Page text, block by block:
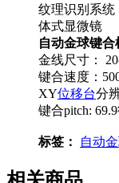
纹理识别系统
体式显微镜
自动金球键
金线尺寸：
键合速度：
XY位移台分
键合pitch:
标签： 自动